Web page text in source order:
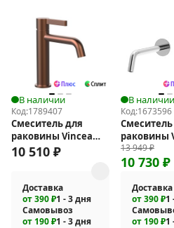
В наличии
Код:1789407
Смеситель для
раковины Vincea
Villa VBF-1VL1BC
10 510 ₽
Доставка
от 390 ₽1 - 3 дня
Самовывоз
от 190 ₽1 - 3 дня
В наличии
Код:1673596
раковины
Villa VBFW-
13 949₽
10 730 ₽
Доставка
от 390 ₽1
от 190 ₽1